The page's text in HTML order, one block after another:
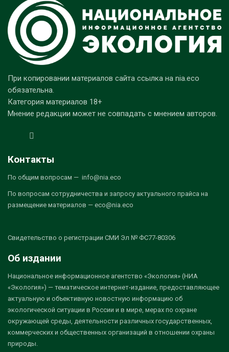
При копировании материалов сайта ссылка на nia.eco
обязательна.
Категория материалов 18+
Мнение редакции может не совпадать с мнением авторов.
Контакты
По общим вопросам — info@nia.eco
По вопросам сотрудничества и запросу актуального прайса на
размещение материалов — eco@nia.eco
Свидетельство о регистрации СМИ Эл № ФС77-80306
Об издании
Национальное информационное агентство «Экология» (НИА
«Экология») — тематическое интернет-издание, предоставляющее
актуальную и объективную новостную информацию об
экологической ситуации в России и в мире, мерах по охране
окружающей среды, деятельности различных государственных,
коммерческих и общественных организаций в отношении охраны
природы.